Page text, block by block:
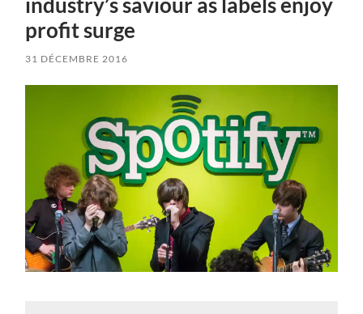
profit surge
31 DÉCEMBRE 2016